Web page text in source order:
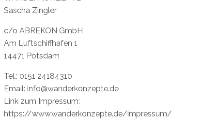
Sascha Zingler
c/o ABREKON GmbH
Am Luftschiffhafen 1
14471 Potsdam
Tel.: 0151 24184310
Email: info@wanderkonzepte.de
Link zum Impressum:
https://www.wanderkonzepte.de/impressum/